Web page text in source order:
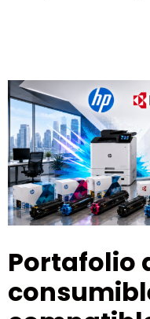
Portafolio